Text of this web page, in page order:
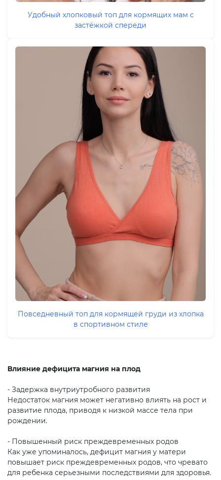
Удобный хлопковый топ для кормящих мам с
застёжкой спереди
Повседневный топ для кормящей груди из хлопка
в спортивном стиле
Влияние дефицита магния на плод
- Задержка внутриутробного развития
Недостаток магния может негативно влиять на рост и
развитие плода, приводя к низкой массе тела при
рождении.
- Повышенный риск преждевременных родов
Как уже упоминалось, дефицит магния у матери
повышает риск преждевременных родов, что чревато
для ребенка серьезными последствиями для здоровья.